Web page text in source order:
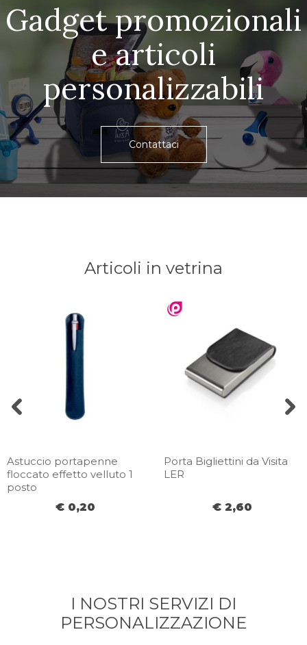
Gadget promozionali
e articoli
personalizzabili
Contattaci
Articoli in vetrina
Astuccio portapenne
floccato effetto velluto 1
posto
€ 0,20
Porta Bigliettini da Visita
LER
€ 2,60
I NOSTRI SERVIZI DI
PERSONALIZZAZIONE